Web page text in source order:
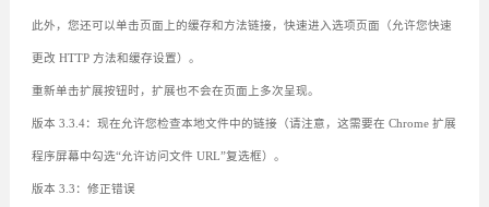
此外，您还可以单击页面上的缓存和方法链接，快速进入选项页面（允许您快速
更改 HTTP 方法和缓存设置）。
重新单击扩展按钮时，扩展也不会在页面上多次呈现。
版本 3.3.4：现在允许您检查本地文件中的链接（请注意，这需要在 Chrome 扩展
程序屏幕中勾选“允许访问文件 URL”复选框）。
版本 3.3：修正错误